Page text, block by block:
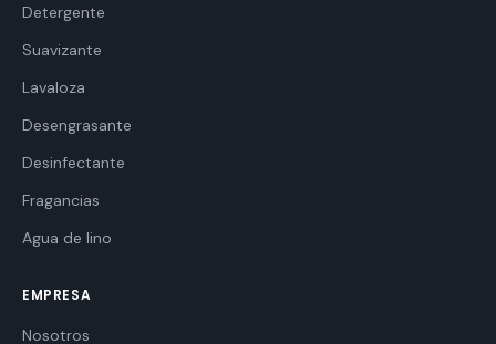
Detergente
Suavizante
Lavaloza
Desengrasante
Desinfectante
Fragancias
Agua de lino
EMPRESA
Nosotros